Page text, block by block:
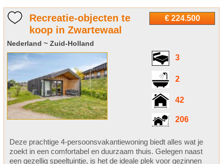
€ 224.500
Recreatie-objecten te
koop in Zwartewaal
Nederland ~ Zuid-Holland
3
2
42
206
Deze prachtige 4-persoonsvakantiewoning biedt alles wat je
zoekt in een comfortabel en duurzaam thuis. Gelegen naast
een gezellig speeltuintje, is het de ideale plek voor gezinnen